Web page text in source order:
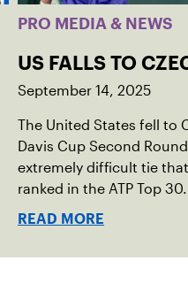
PRO MEDIA & NEWS
US FALLS TO
September 14, 2025
The United States fell to
Davis Cup Second
extremely difficult tie
ranked in the ATP Top
clinched 3-2, with two
READ MORE